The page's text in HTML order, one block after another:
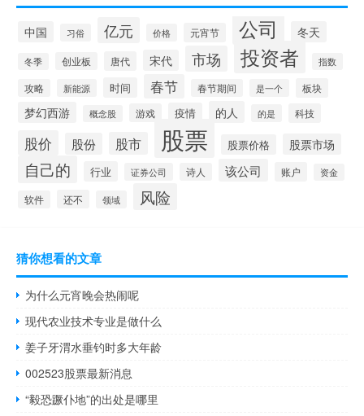
中国 习俗 亿元 价格 元宵节 公司 冬天
冬季 创业板 唐代 宋代 市场 投资者 指数
攻略 新能源 时间 春节 春节期间 是一个 板块
梦幻西游 概念股 游戏 疫情 的人 的是 科技
股价 股份 股市 股票 股票价格 股票市场
自己的 行业 证券公司 诗人 该公司 账户 资金
软件 还不 领域 风险
猜你想看的文章
为什么元宵晚会热闹呢
现代农业技术专业是做什么
姜子牙渭水垂钓时多大年龄
002523股票最新消息
“毅恐蹶仆地”的出处是哪里